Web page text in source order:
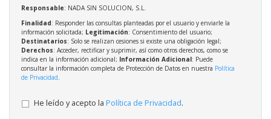
Responsable: NADA SIN SOLUCION, S.L.
Finalidad: Responder las consultas planteadas por el usuario y enviarle la
información solicitada; Legitimación: Consentimiento del usuario;
Destinatarios: Solo se realizan cesiones si existe una obligación legal;
Derechos: Acceder, rectificar y suprimir, así como otros derechos, como se
indica en la información adicional; Información Adicional: Puede
consultar la información completa de Protección de Datos en nuestra Política
de Privacidad
He leído y acepto la Política de Privacidad.